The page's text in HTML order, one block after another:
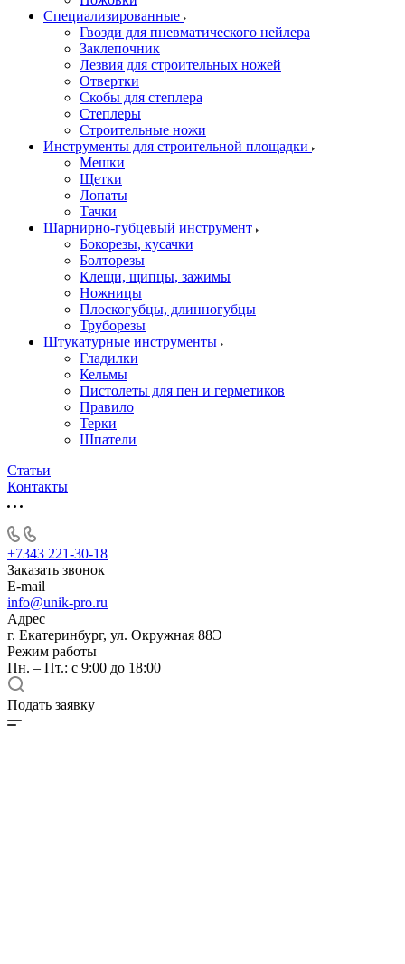
Специализированные
Гвозди для пневматического нейлера
Заклепочник
Лезвия для строительных ножей
Отвертки
Скобы для степлера
Степлеры
Строительные ножи
Инструменты для строительной площадки
Мешки
Щетки
Лопаты
Тачки
Шарнирно-губцевый инструмент
Бокорезы, кусачки
Болторезы
Клещи, щипцы, зажимы
Ножницы
Плоскогубцы, длинногубцы
Труборезы
Штукатурные инструменты
Гладилки
Кельмы
Пистолеты для пен и герметиков
Правило
Терки
Шпатели
Статьи
Контакты
+7343 221-30-18
Заказать звонок
E-mail
info@unik-pro.ru
Адрес
г. Екатеринбург, ул. Окружная 88Э
Режим работы
Пн. – Пт.: с 9:00 до 18:00
Подать заявку